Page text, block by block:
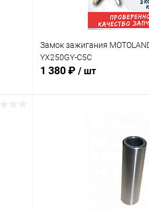
Замок зажигания
YX250GY-C5C
1 380 ₽ / шт